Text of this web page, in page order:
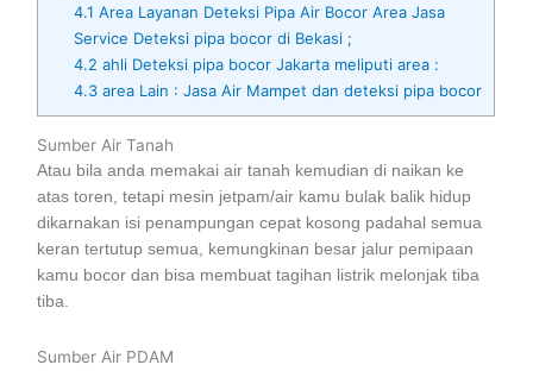
4.1 Area Layanan Deteksi Pipa Air Bocor Area Jasa
Service Deteksi pipa bocor di Bekasi ;
4.2 ahli Deteksi pipa bocor Jakarta meliputi area :
4.3area Lain : Jasa Air Mampet dan deteksi pipa bocor
Sumber Air Tanah
Atau bila anda memakai air tanah kemudian di naikan ke
atas toren, tetapi mesin jetpam/air kamu bulak balik hidup
dikarnakan isi penampungan cepat kosong padahal semua
keran tertutup semua, kemungkinan besar jalur pemipaan
kamu bocor dan bisa membuat tagihan listrik melonjak tiba
tiba.
Sumber Air PDAM